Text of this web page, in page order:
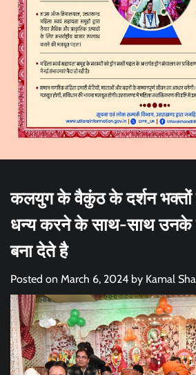
कलयुग के वैकुंठ के दर्शन
धन्य करने के साथ-साथ उनके
बना देते है
Posted on March 6, 2024 by Kamal